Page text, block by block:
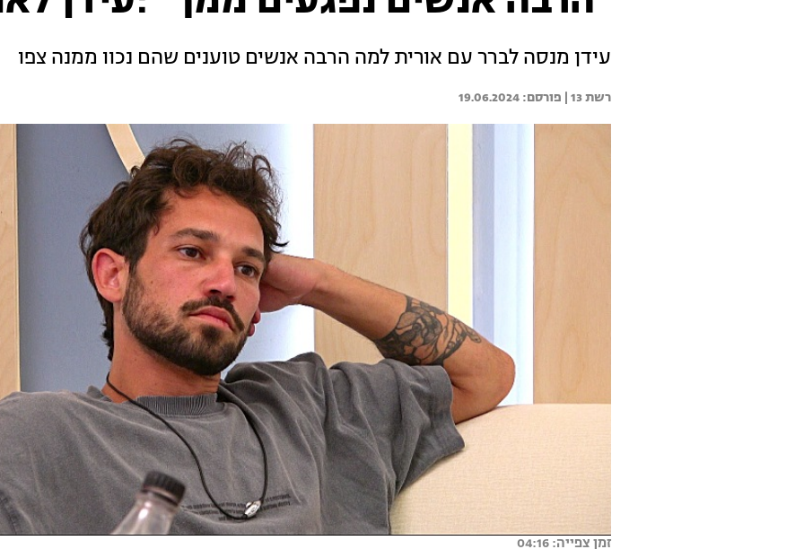
עידן מנסה לברר עם אורית למה הרבה אנשים טוענים שהם נכוו ממנה צפו
רשת 13 | 19.06.2024
זמן צפייה: 04:16